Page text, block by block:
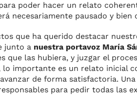
poder hacer un relato
necesariamente pausado y bien
que ha querido destacar
junto a nuestra portavoz María
que las hubiera, y juzgar el
importante es un relato inicial
de forma satisfactoria.
para pedir todas las